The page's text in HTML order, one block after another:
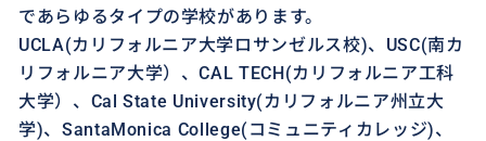
であらゆるタイプの学校があります。
UCLA(カリフォルニア大学ロサンゼルス校)、USC(南カ
リフォルニア大学）、CAL TECH(カリフォルニア工科
大学）、Cal State University(カリフォルニア州立大
学)、SantaMonica College(コミュニティカレッジ)、